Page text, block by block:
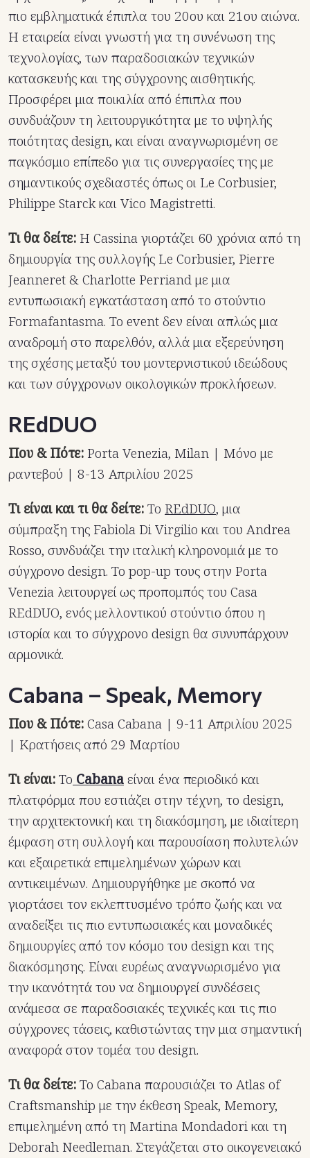
πιο εμβληματικά έπιπλα του 20ου και 21ου αιώνα.
Η εταιρεία είναι γνωστή για τη συνένωση της
τεχνολογίας, των παραδοσιακών τεχνικών
κατασκευής και της σύγχρονης αισθητικής.
Προσφέρει μια ποικιλία από έπιπλα που
συνδυάζουν τη λειτουργικότητα με το υψηλής
ποιότητας design, και είναι αναγνωρισμένη σε
παγκόσμιο επίπεδο για τις συνεργασίες της με
σημαντικούς σχεδιαστές όπως οι Le Corbusier,
Philippe Starck και Vico Magistretti.
Τι θα δείτε: Η Cassina γιορτάζει 60 χρόνια από τη
δημιουργία της συλλογής Le Corbusier, Pierre
Jeanneret & Charlotte Perriand με μια
εντυπωσιακή εγκατάσταση από το στούντιο
Formafantasma. Το event δεν είναι απλώς μια
αναδρομή στο παρελθόν, αλλά μια εξερεύνηση
της σχέσης μεταξύ του μοντερνιστικού ιδεώδους
και των σύγχρονων οικολογικών προκλήσεων.
REdDUO
Που & Πότε: Porta Venezia, Milan | Μόνο με
ραντεβού | 8-13 Απριλίου 2025
Τι είναι και τι θα δείτε:Το REdDUO, μια
σύμπραξη της Fabiola Di Virgilio και του Andrea
Rosso, συνδυάζει την ιταλική κληρονομιά με το
σύγχρονο design. Το pop-up τους στην Porta
Venezia λειτουργεί ως προπομπός του Casa
REdDUO, ενός μελλοντικού στούντιο όπου η
ιστορία και το σύγχρονο design θα συνυπάρχουν
αρμονικά.
Cabana – Speak, Memory
Που & Πότε:Casa Cabana | 9-11 Απριλίου 2025
| Κρατήσεις από 29 Μαρτίου
Τι είναι:To Cabanaείναι ένα περιοδικό και
πλατφόρμα που εστιάζει στην τέχνη, το design,
την αρχιτεκτονική και τη διακόσμηση, με ιδιαίτερη
έμφαση στη συλλογή και παρουσίαση πολυτελών
και εξαιρετικά επιμελημένων χώρων και
αντικειμένων. Δημιουργήθηκε με σκοπό να
γιορτάσει τον εκλεπτυσμένο τρόπο ζωής και να
αναδείξει τις πιο εντυπωσιακές και μοναδικές
δημιουργίες από τον κόσμο του design και της
διακόσμησης. Είναι ευρέως αναγνωρισμένo για
την ικανότητά του να δημιουργεί συνδέσεις
ανάμεσα σε παραδοσιακές τεχνικές και τις πιο
σύγχρονες τάσεις, καθιστώντας την μια σημαντική
αναφορά στον τομέα του design.
Τι θα δείτε:To Cabana παρουσιάζει το Atlas of
Craftsmanship με την έκθεση Speak, Memory,
επιμελημένη από τη Martina Mondadori και τη
Deborah Needleman. Στεγάζεται στο οικογενειακό